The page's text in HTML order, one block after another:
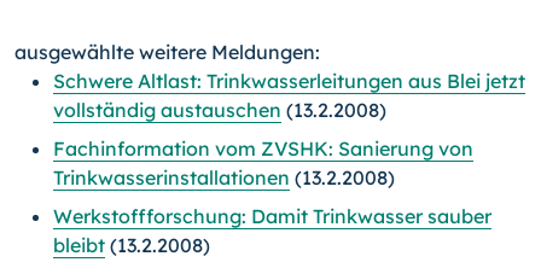
ausgewählte weitere Meldungen:
Schwere Altlast: Trinkwasserleitungen aus Blei jetzt
vollständig austauschen (13.2.2008)
Fachinformation vom ZVSHK: Sanierung von
Trinkwasserinstallationen (13.2.2008)
Werkstoffforschung: Damit Trinkwasser sauber
bleibt (13.2.2008)